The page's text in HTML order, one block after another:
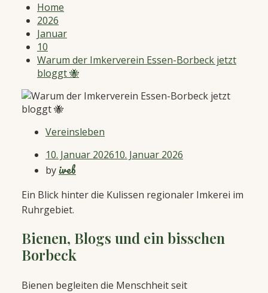
Home
2026
Januar
10
Warum der Imkerverein Essen-Borbeck jetzt
bloggt 🐝
Vereinsleben
10. Januar 202610. Januar 2026
by iveb
Ein Blick hinter die Kulissen regionaler Imkerei im
Ruhrgebiet.
Bienen, Blogs und ein bisschen
Borbeck
Bienen begleiten die Menschheit seit